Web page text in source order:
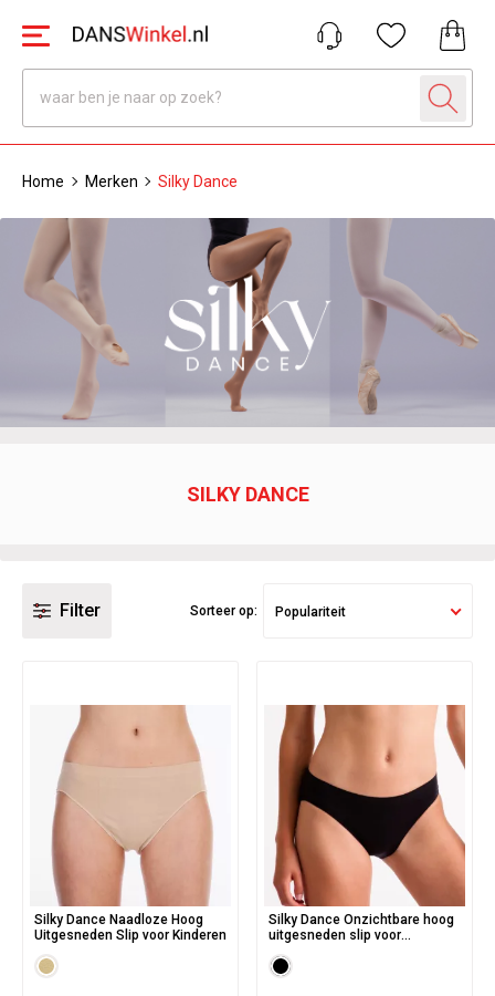
Home Merken Silky Dance
SILKY DANCE
Filter Sorteer op: Populariteit
Silky Dance Naadloze Hoog
Uitgesneden Slip voor Kinderen
Silky Dance Onzichtbare hoog
uitgesneden slip voor